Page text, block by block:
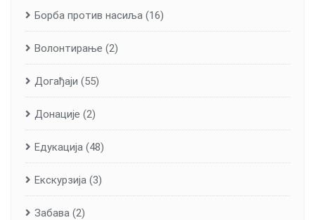
Борба против насиља (16)
Волонтирање (2)
Догађаји (55)
Донације (2)
Едукација (48)
Екскурзија (3)
Забава (2)